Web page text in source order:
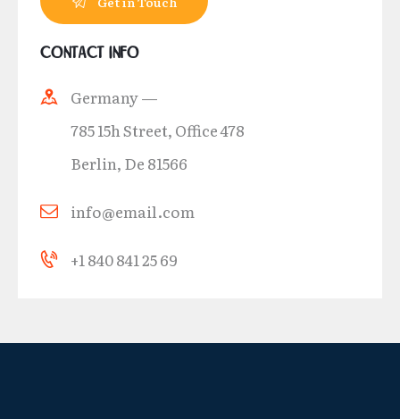
Contact Info
Germany —
785 15h Street, Office 478
Berlin, De 81566
info@email.com
+1 840 841 25 69